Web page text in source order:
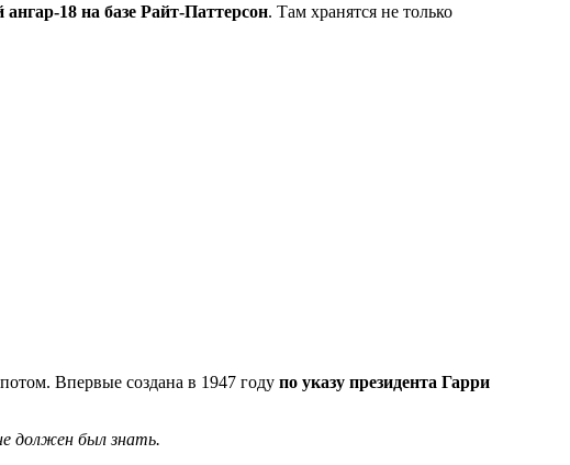
ангар-18 на базе Райт-Паттерсон. Там хранятся не только
Впервые создана в 1947 году по указу президента Гарри
должен был знать.